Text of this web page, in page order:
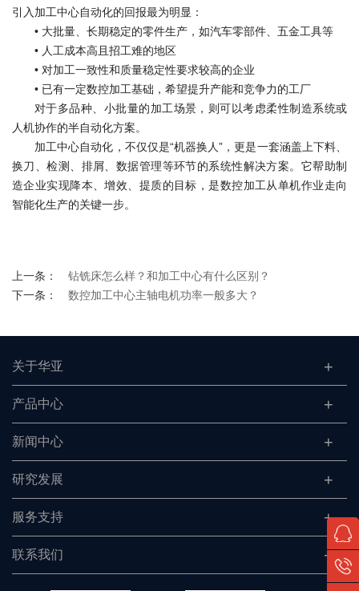
引入加工中心自动化的回报最为明显：
• 大批量、长期稳定的零件生产，如汽车零部件、五金工具等
• 人工成本高且招工难的地区
• 对加工一致性和质量稳定性要求较高的企业
• 已有一定数控加工基础，希望提升产能和竞争力的工厂
对于多品种、小批量的加工场景，则可以考虑柔性制造系统或
人机协作的半自动化方案。
加工中心自动化，不仅仅是“机器换人”，更是一套涵盖上下料、
换刀、检测、排屑、数据管理等环节的系统性解决方案。它帮助制
造企业实现降本、增效、提质的目标，是数控加工从单机作业走向
智能化生产的关键一步。
上一条：
钻铣床怎么样？和加工中心有什么区别？
下一条：
数控加工中心主轴电机功率一般多大？
关于华亚
产品中心
新闻中心
研究发展
服务支持
联系我们